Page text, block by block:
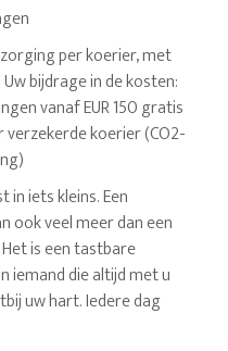
per koerier, met
bijdrage in de kosten:
vanaf EUR 150 gratis
verzekerde koerier (CO2-
iets kleins. Een
ook veel meer dan een
is een tastbare
iemand die altijd met u
uw hart. Iedere dag